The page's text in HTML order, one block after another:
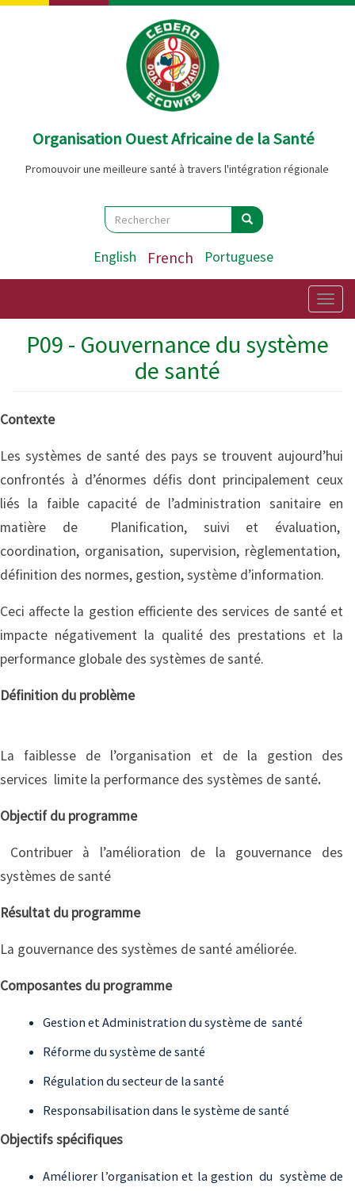
Aller
Organisation Ouest Africaine de la Santé
Promouvoir une meilleure santé à travers l'intégration régionale
Search
Rechercher Rechercher
English French Portuguese
P09 - Gouvernance du système
de santé
Contexte
Les systèmes de santé des pays se trouvent aujourd’hui
confrontés à d’énormes défis dont principalement ceux
liés la faible capacité de l’administration sanitaire en
matière de Planification, suivi et évaluation,
coordination, organisation, supervision, règlementation,
définition des normes, gestion, système d’information.
Ceci affecte la gestion efficiente des services de santé et
impacte négativement la qualité des prestations et la
performance globale des systèmes de santé.
Définition du problème
La faiblesse de l’organisation et de la gestion des
services limite la performance des systèmes de santé.
Objectif du programme
Contribuer à l’amélioration de la gouvernance des
systèmes de santé
Résultat du programme
La gouvernance des systèmes de santé améliorée.
Composantes du programme
Gestion et Administration du système de santé
Réforme du système de santé
Régulation du secteur de la santé
Responsabilisation dans le système de santé
Objectifs spécifiques
Améliorer l’organisation et la gestion du système de